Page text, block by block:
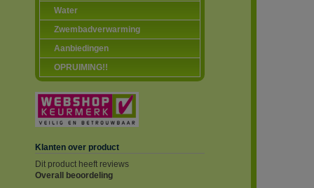
Water
Zwembadverwarming
Aanbiedingen
OPRUIMING!!
Klanten over product
Dit product heeft reviews
Overall beoordeling